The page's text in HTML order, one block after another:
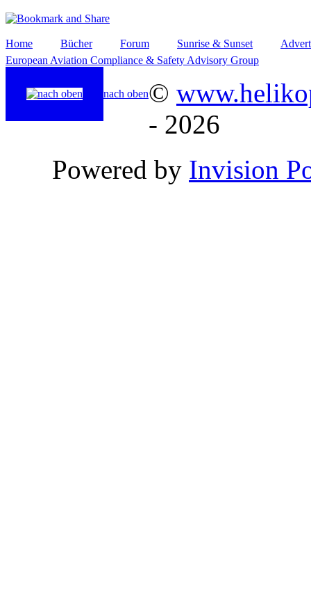
Home Bücher Forum Sunrise & Sunset
European Aviation Compliance & Safety Advisory Group
nach oben©
- 2026
Powered by Invision